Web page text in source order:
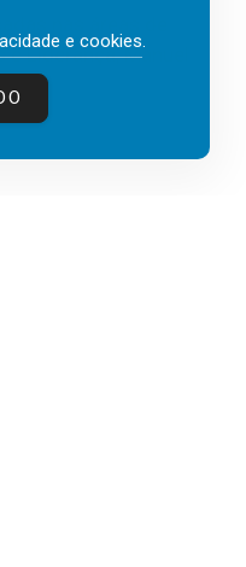
nas áreas de
Liderança, Manuel
e cookies.